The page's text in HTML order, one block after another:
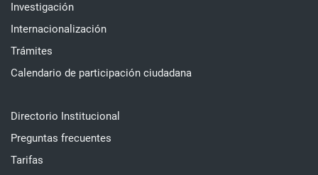
Investigación
Internacionalización
Trámites
Calendario de participación ciudadana
Directorio Institucional
Preguntas frecuentes
Tarifas